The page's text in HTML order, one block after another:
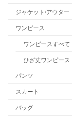
ジャケット/アウター
ワンピース
ワンピースすべて
ひざ丈ワンピース
パンツ
スカート
バッグ